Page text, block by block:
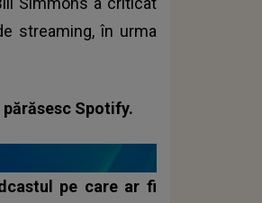
streaming, în urma
Spotify.
pe care ar fi